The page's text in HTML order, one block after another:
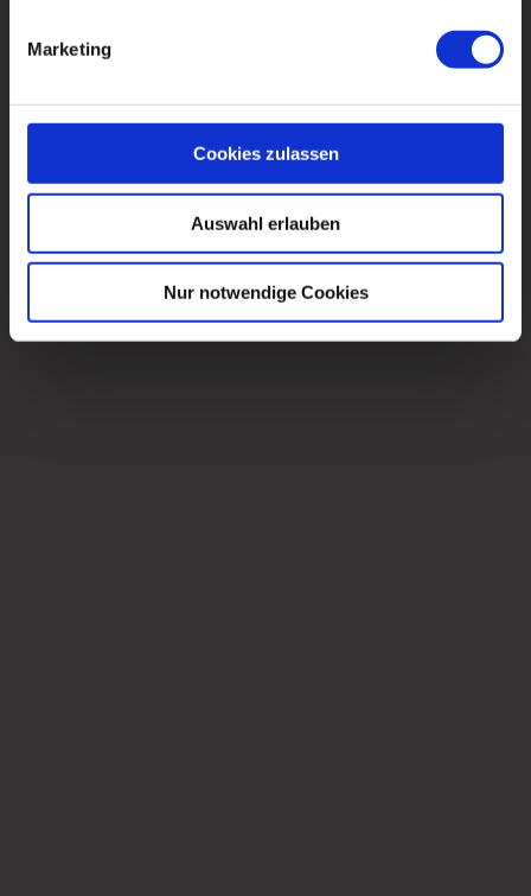
Marketing
Cookies zulassen
Auswahl erlauben
Nur notwendige Cookies